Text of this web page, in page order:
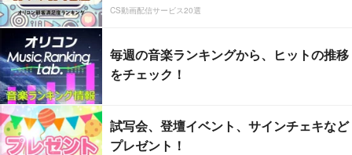
CS動画配信サービス20選
毎週の音楽ランキングから、ヒットの推移
をチェック！
試写会、登壇イベント、サインチェキなど
プレゼント！